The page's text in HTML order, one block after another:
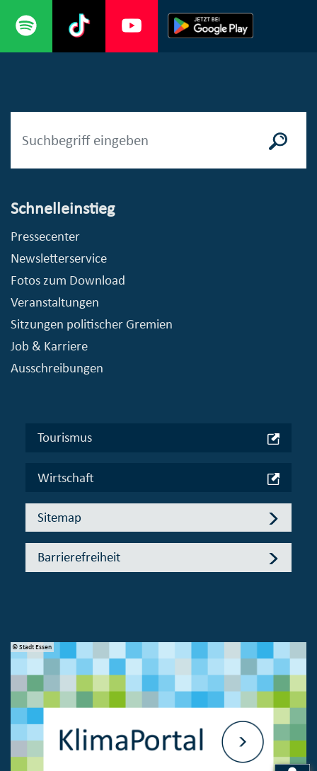
Schnelleinstieg
Pressecenter
Newsletterservice
Fotos zum Download
Veranstaltungen
Sitzungen politischer Gremien
Job & Karriere
Ausschreibungen
Tourismus
Wirtschaft
Sitemap
Barrierefreiheit
© Stadt Essen